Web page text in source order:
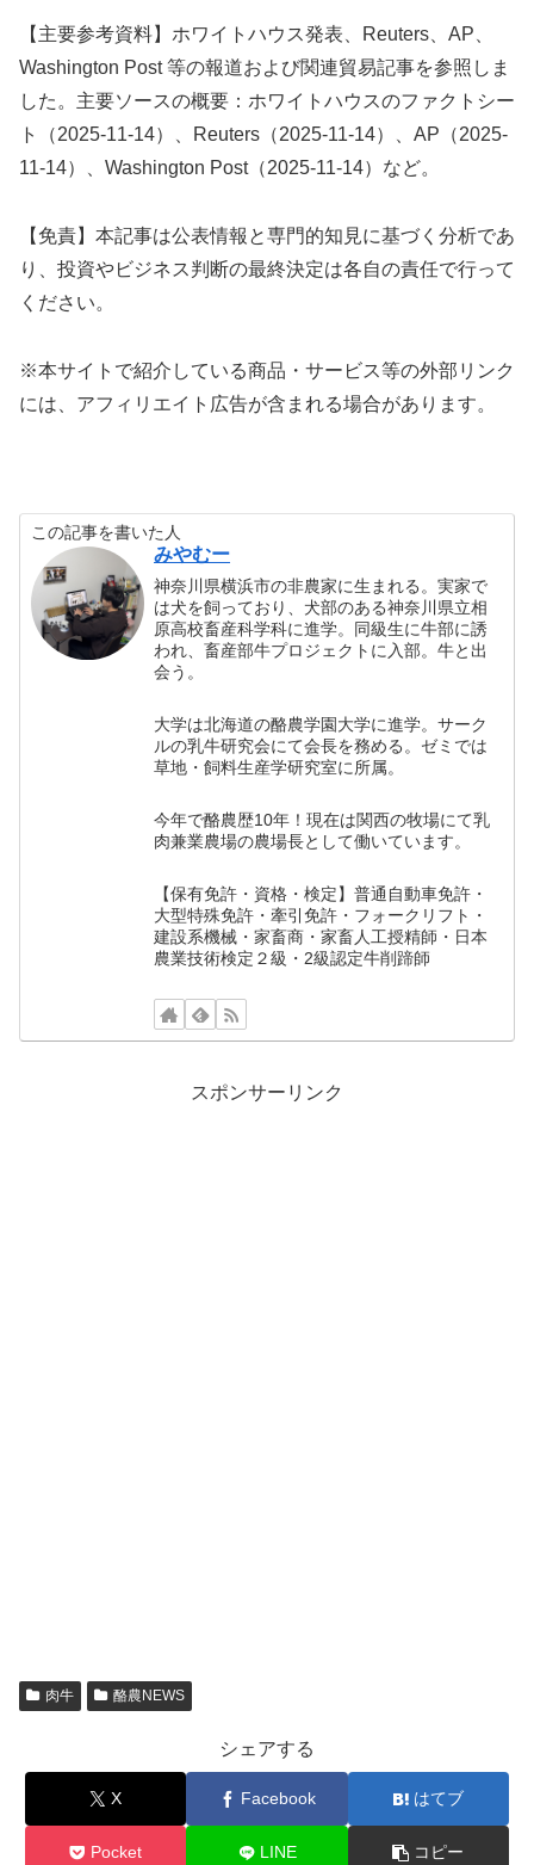
【主要参考資料】ホワイトハウス発表、Reuters、AP、
Washington Post 等の報道および関連貿易記事を参照しま
した。主要ソースの概要：ホワイトハウスのファクトシー
ト（2025-11-14）、Reuters（2025-11-14）、AP（2025-
11-14）、Washington Post（2025-11-14）など。
【免責】本記事は公表情報と専門的知見に基づく分析であ
り、投資やビジネス判断の最終決定は各自の責任で行って
ください。
※本サイトで紹介している商品・サービス等の外部リンク
には、アフィリエイト広告が含まれる場合があります。
この記事を書いた人
みやむー
神奈川県横浜市の非農家に生まれる。実家で
は犬を飼っており、犬部のある神奈川県立相
原高校畜産科学科に進学。同級生に牛部に誘
われ、畜産部牛プロジェクトに入部。牛と出
会う。
大学は北海道の酪農学園大学に進学。サーク
ルの乳牛研究会にて会長を務める。ゼミでは
草地・飼料生産学研究室に所属。
今年で酪農歴10年！現在は関西の牧場にて乳
肉兼業農場の農場長として働いています。
【保有免許・資格・検定】普通自動車免許・
大型特殊免許・牽引免許・フォークリフト・
建設系機械・家畜商・家畜人工授精師・日本
農業技術検定２級・2級認定牛削蹄師
スポンサーリンク
肉牛 酪農NEWS
シェアする
X Facebook はてブ
Pocket LINE コピー